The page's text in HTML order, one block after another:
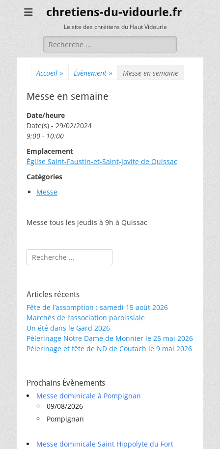
chretiens-du-vidourle.fr
Le site des chrétiens du Haut Vidourle
Rechercher :
Accueil » Évènement » Messe en semaine
Messe en semaine
Date/heure
Date(s) - 29/02/2024
9:00 - 10:00
Emplacement
Église Saint-Faustin-et-Saint-Jovite de Quissac
Catégories
Messe
Messe tous les jeudis à 9h à Quissac
Rechercher :
Articles récents
Fête de l’assomption : samedi 15 août 2026
Marchés de l’association paroissiale
Un été dans le Gard 2026
Pèlerinage Notre Dame de Monnier le 25 mai 2026
Pèlerinage et fête de ND de Coutach le 9 mai 2026
Prochains Évènements
Messe dominicale à Pompignan
09/08/2026
Pompignan
Messe dominicale Saint Hippolyte du Fort